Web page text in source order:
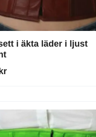
i äkta läder i ljust